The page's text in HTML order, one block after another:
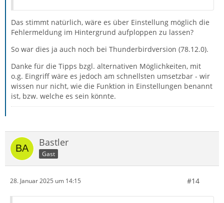
Das stimmt natürlich, wäre es über Einstellung möglich die
Fehlermeldung im Hintergrund aufploppen zu lassen?
So war dies ja auch noch bei Thunderbirdversion (78.12.0).
Danke für die Tipps bzgl. alternativen Möglichkeiten, mit
o.g. Eingriff wäre es jedoch am schnellsten umsetzbar - wir
wissen nur nicht, wie die Funktion in Einstellungen benannt
ist, bzw. welche es sein könnte.
Bastler
Gast
28. Januar 2025 um 14:15 #14